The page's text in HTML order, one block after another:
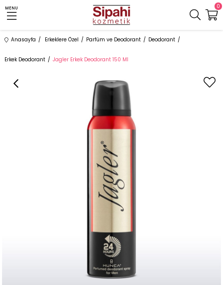
MENU 0
Anasayfa Erkeklere Özel Parfüm ve Deodorant Deodorant
Erkek Deodorant Jagler Erkek Deodorant 150 Ml